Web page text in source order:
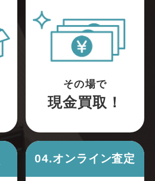
その場で
現金買取！
04.オンライン査定